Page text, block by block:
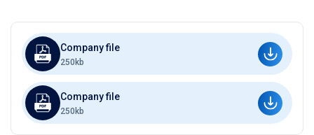
Company file
250kb
Company file
250kb